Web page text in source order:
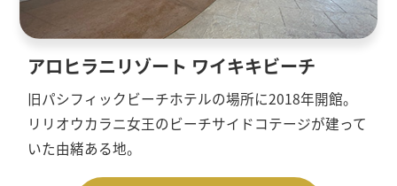
アロヒラニリゾート ワイキキビーチ
旧パシフィックビーチホテルの場所に2018年開館。
リリオウカラニ女王のビーチサイドコテージが建って
いた由緒ある地。